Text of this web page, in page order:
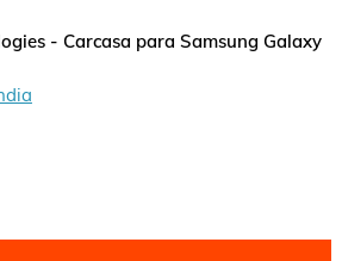
- Carcasa para Samsung Galaxy